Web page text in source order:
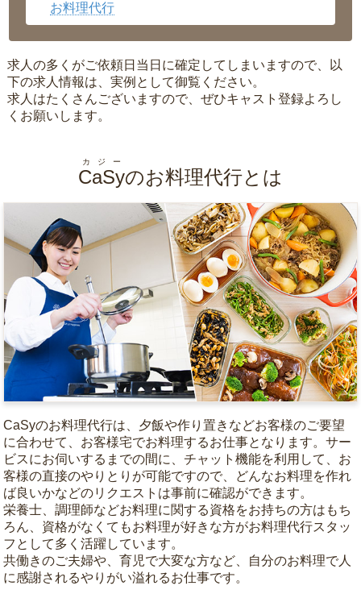
お料理代行
求人の多くがご依頼日当日に確定してしまいますので、以
下の求人情報は、実例として御覧ください。
求人はたくさんございますので、ぜひキャスト登録よろし
くお願いします。
CaSy
カジー
のお料理代行とは
CaSyのお料理代行は、夕飯や作り置きなどお客様のご要望
に合わせて、お客様宅でお料理するお仕事となります。サー
ビスにお伺いするまでの間に、チャット機能を利用して、お
客様の直接のやりとりが可能ですので、どんなお料理を作れ
ば良いかなどのリクエストは事前に確認ができます。
栄養士、調理師などお料理に関する資格をお持ちの方はもち
ろん、資格がなくてもお料理が好きな方がお料理代行スタッ
フとして多く活躍しています。
共働きのご夫婦や、育児で大変な方など、自分のお料理で人
に感謝されるやりがい溢れるお仕事です。